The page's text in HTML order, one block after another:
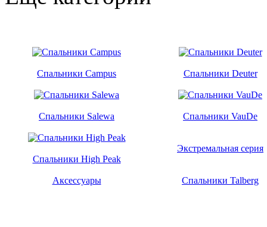
Спальники Campus Спальники Deuter
Спальники Salewa Спальники VauDe
Спальники High Peak
Экстремальная серия
Аксессуары Спальники Talberg